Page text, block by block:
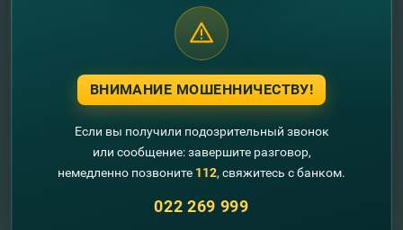
ВНИМАНИЕ МОШЕННИЧЕСТВУ!
Если вы получили подозрительный звонок
или сообщение: завершите разговор,
немедленно позвоните 112, свяжитесь с банком.
022 269 999